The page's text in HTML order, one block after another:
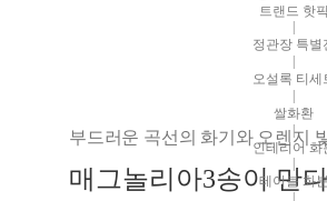
트랜드 핫픽
정관장 특별
오설록 티세
|
쌀화환
|
인테리어 화
테이블 화
부드러운 곡선의 화기와 오렌지
매그놀리아3송이 만